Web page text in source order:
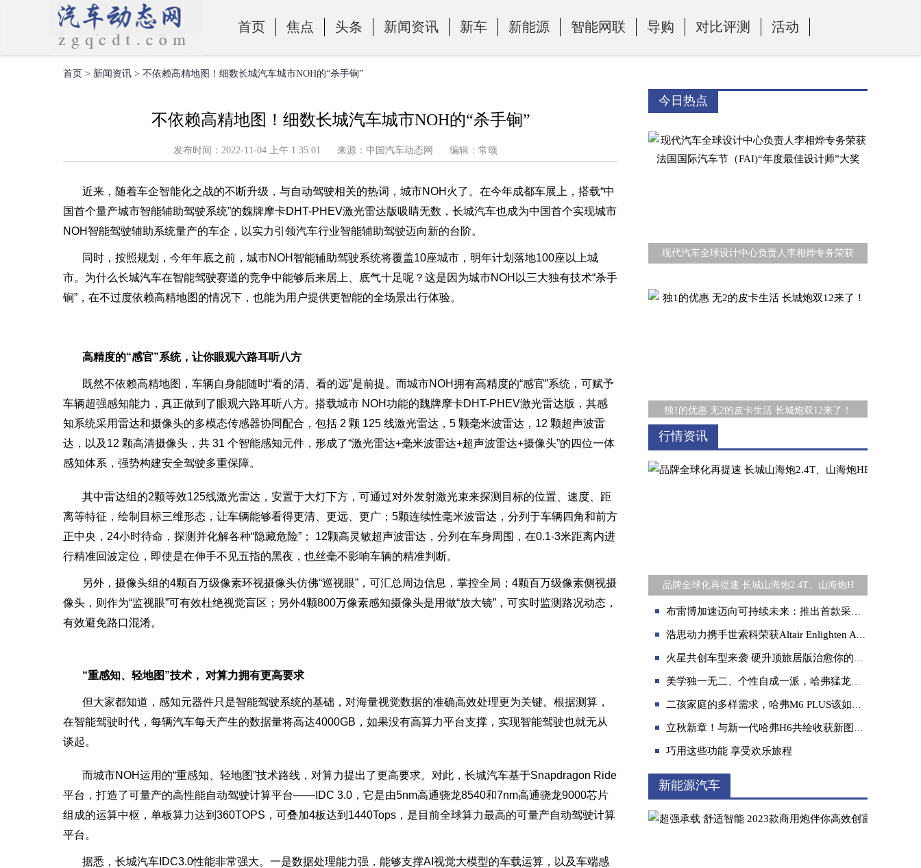
首页 焦点 头条 新闻资讯 新车 新能源 智能网联 导购 对比评测 活动
零部件
首页 > 新闻资讯 > 不依赖高精地图！细数长城汽车城市NOH的“杀手锏”
不依赖高精地图！细数长城汽车城市NOH的“杀手锏”
发布时间：2022-11-04 上午 1:35:01 来源：中国汽车动态网 编辑：常颂
近来，随着车企智能化之战的不断升级，与自动驾驶相关的热词，城市NOH火了。在今年成都车展上，搭载“中
国首个量产城市智能辅助驾驶系统”的魏牌摩卡DHT-PHEV激光雷达版吸睛无数，长城汽车也成为中国首个实现城市
NOH智能驾驶辅助系统量产的车企，以实力引领汽车行业智能辅助驾驶迈向新的台阶。
同时，按照规划，今年年底之前，城市NOH智能辅助驾驶系统将覆盖10座城市，明年计划落地100座以上城
市。为什么长城汽车在智能驾驶赛道的竞争中能够后来居上、底气十足呢？这是因为城市NOH以三大独有技术“杀手
锏”，在不过度依赖高精地图的情况下，也能为用户提供更智能的全场景出行体验。
高精度的“感官”系统，让你眼观六路耳听八方
既然不依赖高精地图，车辆自身能随时“看的清、看的远”是前提。而城市NOH拥有高精度的“感官”系统，可赋予
车辆超强感知能力，真正做到了眼观六路耳听八方。搭载城市 NOH功能的魏牌摩卡DHT-PHEV激光雷达版，其感
知系统采用雷达和摄像头的多模态传感器协同配合，包括 2 颗 125 线激光雷达，5 颗毫米波雷达，12 颗超声波雷
达，以及12 颗高清摄像头，共 31 个智能感知元件，形成了“激光雷达+毫米波雷达+超声波雷达+摄像头”的四位一体
感知体系，强势构建安全驾驶多重保障。
其中雷达组的2颗等效125线激光雷达，安置于大灯下方，可通过对外发射激光束来探测目标的位置、速度、距
离等特征，绘制目标三维形态，让车辆能够看得更清、更远、更广；5颗连续性毫米波雷达，分列于车辆四角和前方
正中央，24小时待命，探测并化解各种“隐藏危险”； 12颗高灵敏超声波雷达，分列在车身周围，在0.1-3米距离内进
行精准回波定位，即使是在伸手不见五指的黑夜，也丝毫不影响车辆的精准判断。
另外，摄像头组的4颗百万级像素环视摄像头仿佛“巡视眼”，可汇总周边信息，掌控全局；4颗百万级像素侧视摄
像头，则作为“监视眼”可有效杜绝视觉盲区；另外4颗800万像素感知摄像头是用做“放大镜”，可实时监测路况动态，
有效避免路口混淆。
“重感知、轻地图”技术， 对算力拥有更高要求
但大家都知道，感知元器件只是智能驾驶系统的基础，对海量视觉数据的准确高效处理更为关键。根据测算，
在智能驾驶时代，每辆汽车每天产生的数据量将高达4000GB，如果没有高算力平台支撑，实现智能驾驶也就无从
谈起。
而城市NOH运用的“重感知、轻地图”技术路线，对算力提出了更高要求。对此，长城汽车基于Snapdragon Ride
平台，打造了可量产的高性能自动驾驶计算平台——IDC 3.0，它是由5nm高通骁龙8540和7nm高通骁龙9000芯片
组成的运算中枢，单板算力达到360TOPS，可叠加4板达到1440Tops，是目前全球算力最高的可量产自动驾驶计算
平台。
据悉，长城汽车IDC3.0性能非常强大。一是数据处理能力强，能够支撑AI视觉大模型的车载运算，以及车端感
今日热点
现代汽车全球设计中心负责人李相烨专务荣获
独1的优惠 无2的皮卡生活 长城炮双12来了！
8.79万元起，新捷途X70S开启预售，重新定义
行情资讯
品牌全球化再提速 长城山海炮2.4T、山海炮H
布雷博加速迈向可持续未来：推出首款采用100%再生铝制造的制动卡钳
浩思动力携手世索科荣获Altair Enlighten Award，共推可持续出行
火星共创车型来袭 硬升顶旅居版治愈你的房车焦虑
美学独一无二、个性自成一派，哈弗猛龙冈仁波齐共创套件上市
二孩家庭的多样需求，哈弗M6 PLUS该如何应对？
立秋新章！与新一代哈弗H6共绘收获新图景！
巧用这些功能 享受欢乐旅程
新能源汽车